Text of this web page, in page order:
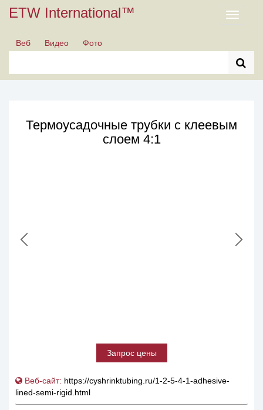
ETW International™
Toggle
Веб
Видео Фото
Термоусадочные трубки с клеевым
слоем 4:1
Запрос цены
Веб-сайт: https://cyshrinktubing.ru/1-2-5-4-1-adhesive-
lined-semi-rigid.html